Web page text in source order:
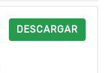
DESCARGAR